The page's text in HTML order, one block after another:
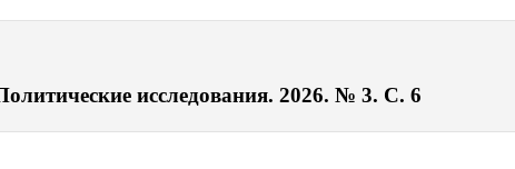
исследования. 2026. № 3. С. 6